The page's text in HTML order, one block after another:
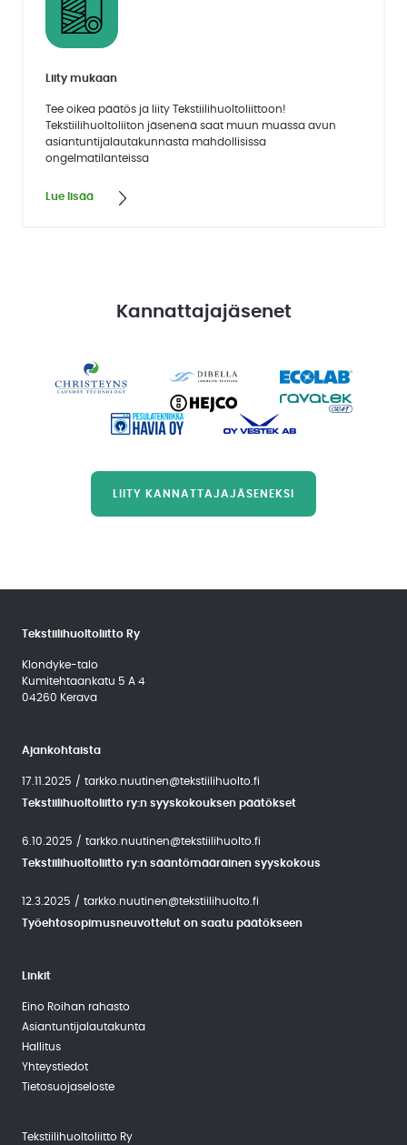
Liity mukaan
Tee oikea päätös ja liity Tekstiilihuoltoliittoon!
Tekstiilihuoltoliiton jäsenenä saat muun muassa avun
asiantuntijalautakunnasta mahdollisissa
ongelmatilanteissa
Lue lisää
Kannattajajäsenet
LIITY KANNATTAJAJÄSENEKSI
Tekstiilihuoltoliitto Ry
Klondyke-talo
Kumitehtaankatu 5 A 4
04260 Kerava
Ajankohtaista
17.11.2025 / tarkko.nuutinen@tekstiilihuolto.fi
Tekstiilihuoltoliitto ry:n syyskokouksen päätökset
6.10.2025 / tarkko.nuutinen@tekstiilihuolto.fi
Tekstiilihuoltoliitto ry:n sääntömääräinen syyskokous
12.3.2025 / tarkko.nuutinen@tekstiilihuolto.fi
Työehtosopimusneuvottelut on saatu päätökseen
Linkit
Eino Roihan rahasto
Asiantuntija­lautakunta
Hallitus
Yhteystiedot
Tietosuojaseloste
Tekstiilihuoltoliitto Ry